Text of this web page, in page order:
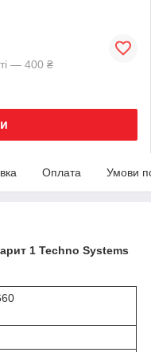
— 400 ₴
Оплата Умови
1 Techno Systems